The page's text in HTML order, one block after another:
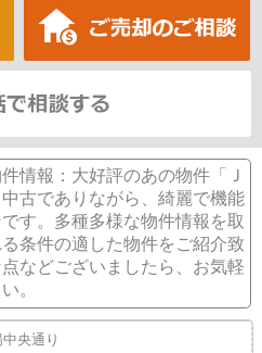
情報：大好評のあの物件「Ｊ
古でありながら、綺麗で機能
す。多種多様な物件情報を取
条件の適した物件をご紹介致
などございましたら、お気軽
。
中央通り